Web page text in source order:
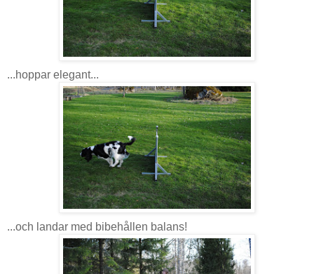
...hoppar elegant...
...och landar med bibehållen balans!